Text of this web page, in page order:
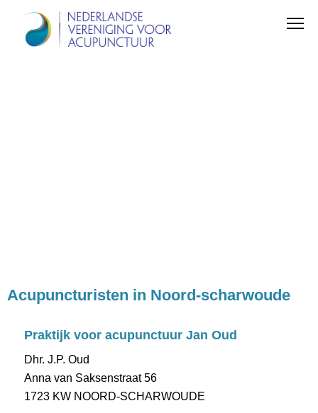
Acupuncturisten in Noord-scharwoude
Praktijk voor acupunctuur Jan Oud
Dhr. J.P. Oud
Anna van Saksenstraat 56
1723 KW NOORD-SCHARWOUDE